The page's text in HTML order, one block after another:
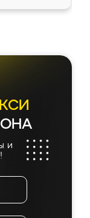
без
осталась
и ожидала.
и